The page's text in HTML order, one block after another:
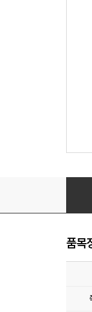
질서
품목